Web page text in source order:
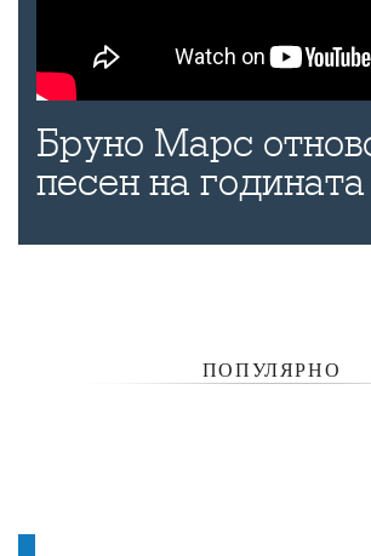
Бруно Марс
песен на годината
ПОПУЛЯРНО